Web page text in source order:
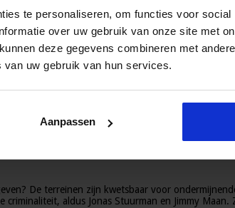
te personaliseren, om functies voor
over uw gebruik van onze site met
deze gegevens combineren met
uw gebruik van hun services.
Aanpassen
De terreinen zijn kwetsbaar voor
aldus Jonas Stuurman en Jimmy